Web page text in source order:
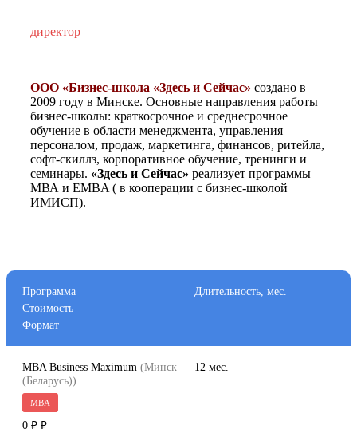
директор
ООО «Бизнес-школа «Здесь и Сейчас» создано в
2009 году в Минске. Основные направления работы
бизнес-школы: краткосрочное и среднесрочное
обучение в области менеджмента, управления
персоналом, продаж, маркетинга, финансов, ритейла,
софт-скиллз, корпоративное обучение, тренинги и
семинары. «Здесь и Сейчас» реализует программы
МВА и EMBA ( в кооперации с бизнес-школой
ИМИСП).
Программа
Формат
Длительность, мес.
Стоимость
MBA Business Maximum (Минск
(Беларусь))
MBA
12
0 ₽